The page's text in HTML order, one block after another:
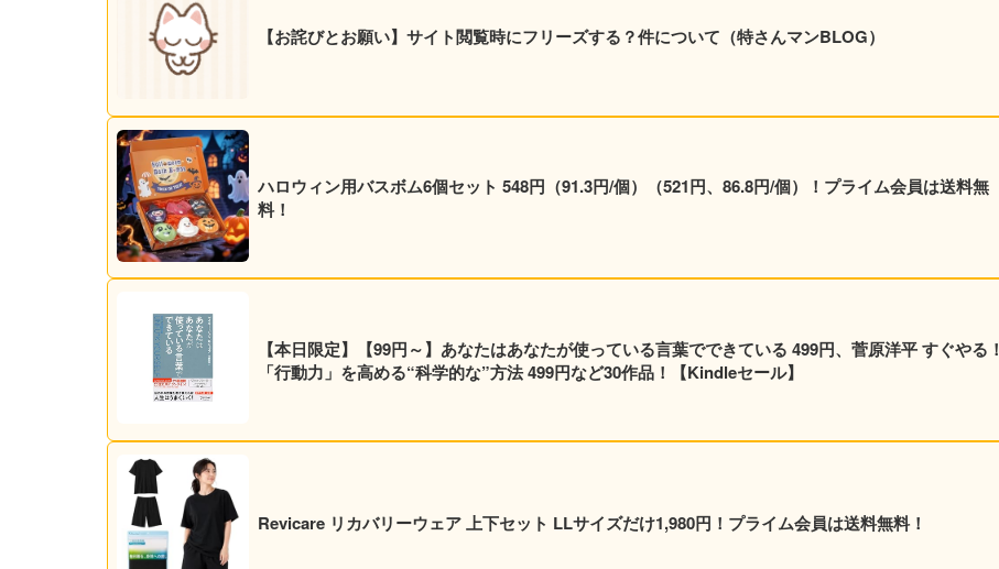
【お詫びとお願い】サイト閲覧時にフリーズする？件について（特さんマンBLOG）
ハロウィン用バスボム6個セット 548円（91.3円/個）（521円、86.8円/個）！プライム会員は送料無
料！
【本日限定】【99円～】あなたはあなたが使っている言葉でできている 499円、菅原洋平 すぐやる！
「行動力」を高める“科学的な”方法 499円など30作品！【Kindleセール】
Revicare リカバリーウェア 上下セット LLサイズだけ1,980円！プライム会員は送料無料！